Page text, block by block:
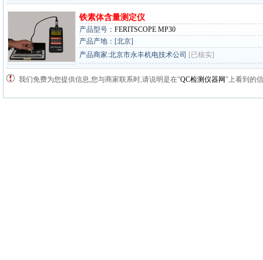
铁素体含量测定仪
产品型号： FERITSCOPE MP30
产品产地：[北京]
产品商家:北京市永丰机电技术公司 [已核实]
我们免费为您提供信息,您与商家联系时,请说明是在"QC检测仪器网"上看到的